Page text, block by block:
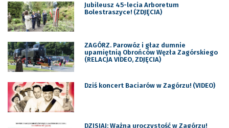
Jubileusz 45-lecia Arboretum
Bolestraszyce! (ZDJĘCIA)
ZAGÓRZ. Parowóz i głaz dumnie
upamiętnią Obrońców Węzła Zagórskiego
(RELACJA VIDEO, ZDJĘCIA)
Dziś koncert Baciarów w Zagórzu! (VIDEO)
DZISIAJ: Ważna uroczystość w Zagórzu!